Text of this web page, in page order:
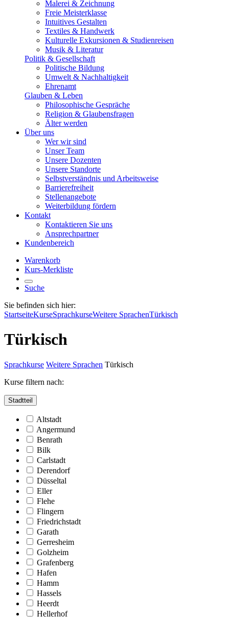
Malerei & Zeichnung
Freie Meisterklasse
Intuitives Gestalten
Textiles & Handwerk
Kulturelle Exkursionen & Studienreisen
Musik & Literatur
Politik & Gesellschaft
Politische Bildung
Umwelt & Nachhaltigkeit
Ehrenamt
Glauben & Leben
Philosophische Gespräche
Religion & Glaubensfragen
Älter werden
Über uns
Wer wir sind
Unser Team
Unsere Dozenten
Unsere Standorte
Selbstverständnis und Arbeitsweise
Barrierefreiheit
Stellenangebote
Weiterbildung fördern
Kontakt
Kontaktieren Sie uns
Ansprechpartner
Kundenbereich
Warenkorb
Kurs-Merkliste
Suche
Sie befinden sich hier:
StartseiteKurseSprachkurseWeitere SprachenTürkisch
Türkisch
Sprachkurse Weitere Sprachen Türkisch
Kurse filtern nach:
Stadtteil
Altstadt
Angermund
Benrath
Bilk
Carlstadt
Derendorf
Düsseltal
Eller
Flehe
Flingern
Friedrichstadt
Garath
Gerresheim
Golzheim
Grafenberg
Hafen
Hamm
Hassels
Heerdt
Hellerhof